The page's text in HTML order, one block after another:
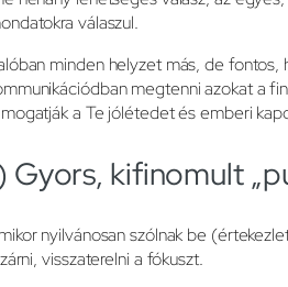
válaszul.
minden helyzet más, de fontos,
megtenni azokat a
a Te jólétedet és emberi
Gyors, kifinomult
nyilvánosan szólnak be
visszaterelni a fókuszt.